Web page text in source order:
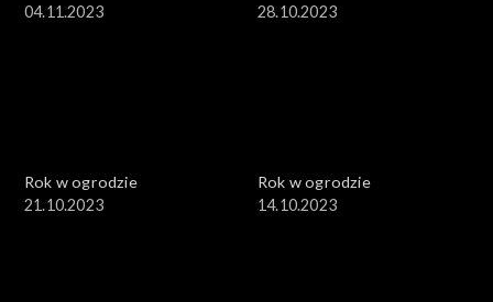
04.11.2023
28.10.2023
Rok w ogrodzie
21.10.2023
Rok w ogrodzie
14.10.2023